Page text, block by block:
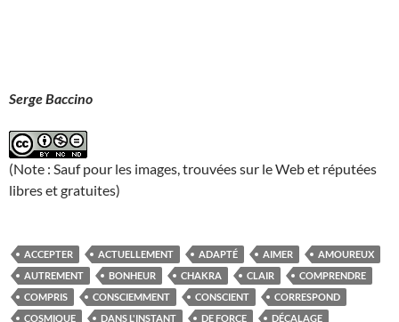
Serge Baccino
(Note : Sauf pour les images, trouvées sur le Web et réputées
libres et gratuites)
ACCEPTER ACTUELLEMENT ADAPTÉ AIMER
AMOUREUX
AUTREMENT
BONHEUR CHAKRA CLAIR
COMPRENDRE
COMPRIS
CONSCIEMMENT CONSCIENT
CORRESPOND
COSMIQUE
DANS L'INSTANT DE FORCE DÉCALAGE